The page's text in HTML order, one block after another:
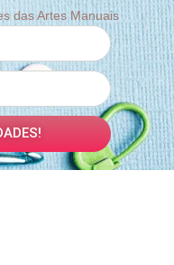
das Artes Manuais